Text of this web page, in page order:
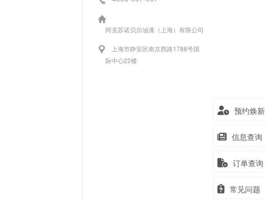
预约焕新
信息查询
订单查询
常见问题
阿克苏诺贝尔油漆（上海）有限公司
上海市静安区南京西路1788号国
际中心22楼